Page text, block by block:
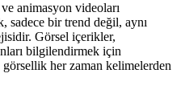
animasyon videoları
sadece bir trend değil, aynı
Görsel içerikler,
bilgilendirmek için
her zaman kelimelerden